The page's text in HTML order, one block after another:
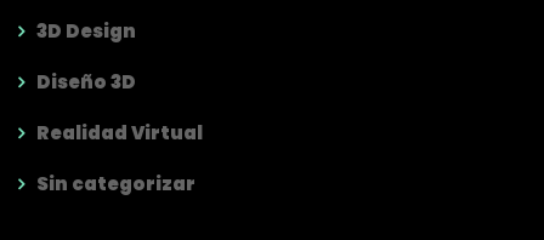
3D Design
Diseño 3D
Realidad Virtual
Sin categorizar